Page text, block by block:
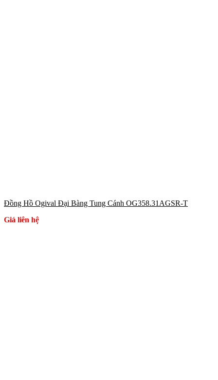
Đồng Hồ Ogival Đại Bàng Tung Cánh OG358.31AGSR-T
Giá liên hệ